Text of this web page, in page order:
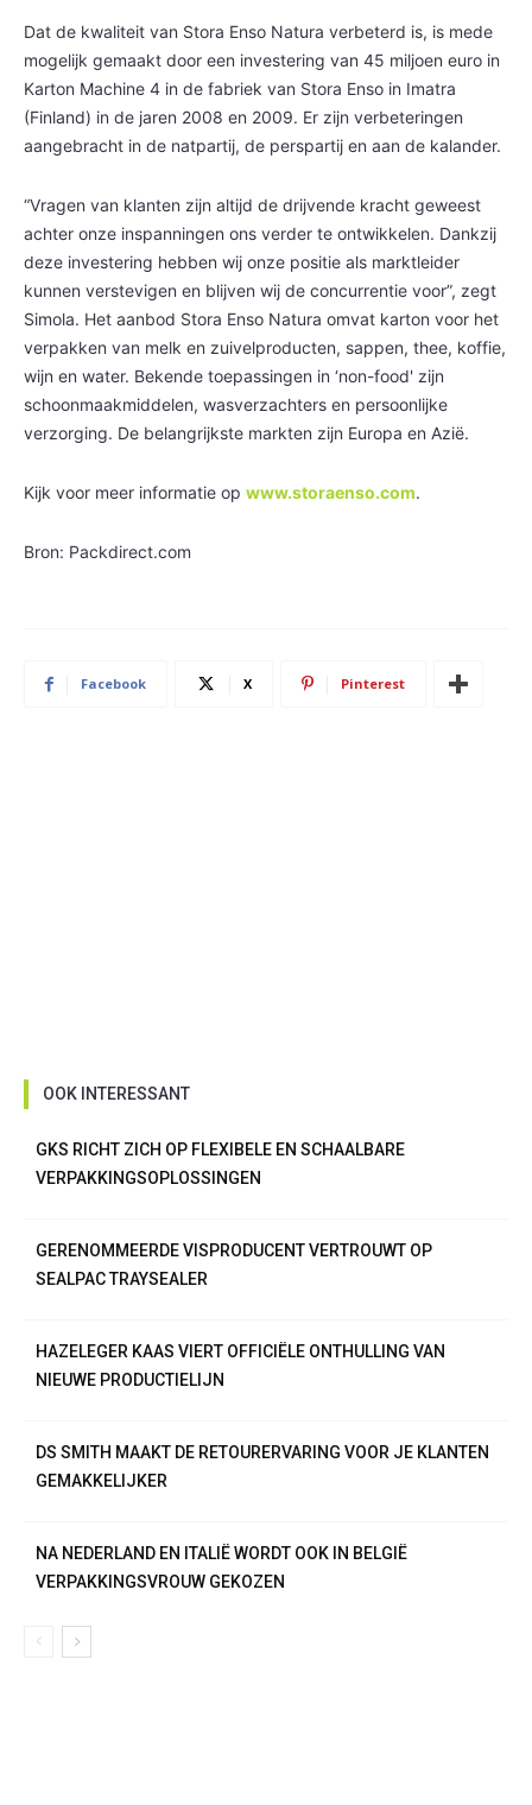
Dat de kwaliteit van Stora Enso Natura verbeterd is, is mede
mogelijk gemaakt door een investering van 45 miljoen euro in
Karton Machine 4 in de fabriek van Stora Enso in Imatra
(Finland) in de jaren 2008 en 2009. Er zijn verbeteringen
aangebracht in de natpartij, de perspartij en aan de kalander.
“Vragen van klanten zijn altijd de drijvende kracht geweest
achter onze inspanningen ons verder te ontwikkelen. Dankzij
deze investering hebben wij onze positie als marktleider
kunnen verstevigen en blijven wij de concurrentie voor”, zegt
Simola. Het aanbod Stora Enso Natura omvat karton voor het
verpakken van melk en zuivelproducten, sappen, thee, koffie,
wijn en water. Bekende toepassingen in ‘non-food' zijn
schoonmaakmiddelen, wasverzachters en persoonlijke
verzorging. De belangrijkste markten zijn Europa en Azië.
Kijk voor meer informatie op www.storaenso.com.
Bron: Packdirect.com
Facebook X Pinterest
OOK INTERESSANT
GKS RICHT ZICH OP FLEXIBELE EN SCHAALBARE
VERPAKKINGSOPLOSSINGEN
GERENOMMEERDE VISPRODUCENT VERTROUWT OP
SEALPAC TRAYSEALER
HAZELEGER KAAS VIERT OFFICIËLE ONTHULLING VAN
NIEUWE PRODUCTIELIJN
DS SMITH MAAKT DE RETOURERVARING VOOR JE KLANTEN
GEMAKKELIJKER
NA NEDERLAND EN ITALIË WORDT OOK IN BELGIË
VERPAKKINGSVROUW GEKOZEN